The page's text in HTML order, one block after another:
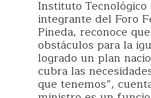
Instituto
integrante del Foro
Pineda, reconoce
obstáculos para la
logrado un plan
cubra las
que tenemos”,